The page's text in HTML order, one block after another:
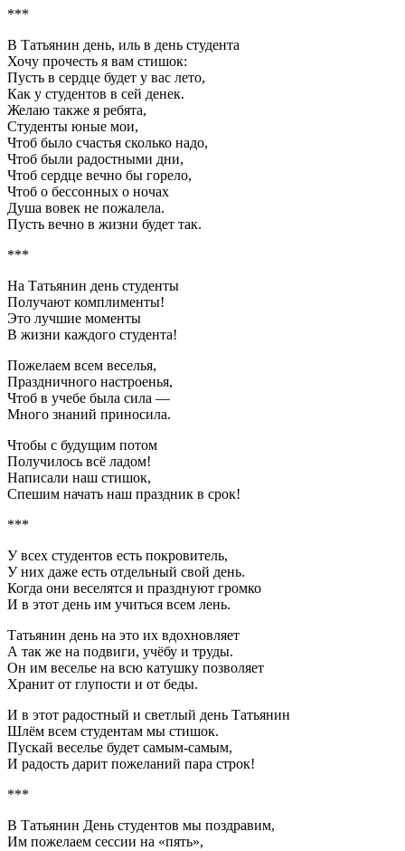
***
В Татьянин день, иль в день студента
Хочу прочесть я вам стишок:
Пусть в сердце будет у вас лето,
Как у студентов в сей денек.
Желаю также я ребята,
Студенты юные мои,
Чтоб было счастья сколько надо,
Чтоб были радостными дни,
Чтоб сердце вечно бы горело,
Чтоб о бессонных о ночах
Душа вовек не пожалела.
Пусть вечно в жизни будет так.
***
На Татьянин день студенты
Получают комплименты!
Это лучшие моменты
В жизни каждого студента!
Пожелаем всем веселья,
Праздничного настроенья,
Чтоб в учебе была сила —
Много знаний приносила.
Чтобы с будущим потом
Получилось всё ладом!
Написали наш стишок,
Спешим начать наш праздник в срок!
***
У всех студентов есть покровитель,
У них даже есть отдельный свой день.
Когда они веселятся и празднуют громко
И в этот день им учиться всем лень.
Татьянин день на это их вдохновляет
А так же на подвиги, учёбу и труды.
Он им веселье на всю катушку позволяет
Хранит от глупости и от беды.
И в этот радостный и светлый день Татьянин
Шлём всем студентам мы стишок.
Пускай веселье будет самым-самым,
И радость дарит пожеланий пара строк!
***
В Татьянин День студентов мы поздравим,
Им пожелаем сессии на «пять»,